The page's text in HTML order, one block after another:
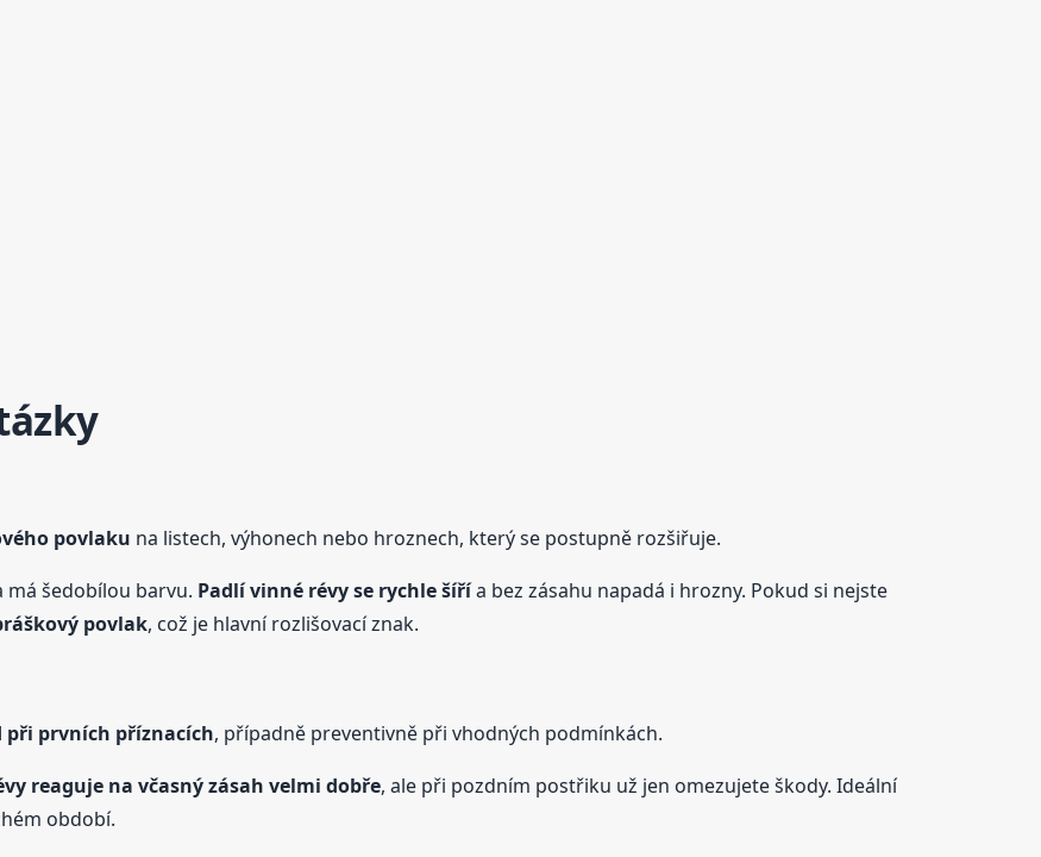
povlaku na listech, výhonech nebo hroznech, který se postupně rozšiřuje.
má šedobílou barvu. Padlívinné révyse rychle šířía bez zásahu napadá i hrozny. Pokud si nejste
povlak, což je hlavní rozlišovací znak.
prvních příznacích, případně preventivně při vhodných podmínkách.
reaguje na včasný zásah velmi dobře, ale při pozdním postřiku už jen omezujete škody. Ideální
období.